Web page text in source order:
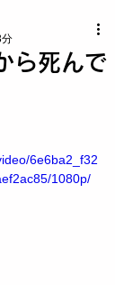
ら死んで
6e6ba2_f32
1080p/